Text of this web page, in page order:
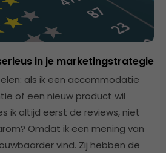
in je marketingstrategie
als ik een accommodatie
of een nieuw product wil
ik altijd eerst de reviews, niet
Omdat ik een mening van
vind. Zij hebben de